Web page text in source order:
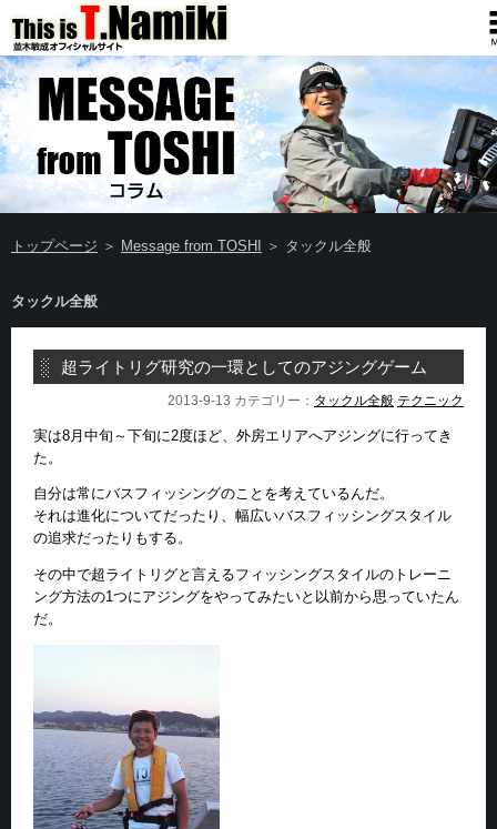
トップページ ＞ Message from TOSHI ＞ タックル全般
タックル全般
超ライトリグ研究の一環としてのアジングゲーム
2013-9-13 カテゴリー： タックル全般 テクニック
実は8月中旬～下旬に2度ほど、外房エリアへアジングに行ってき
た。
自分は常にバスフィッシングのことを考えているんだ。
それは進化についてだったり、幅広いバスフィッシングスタイル
の追求だったりもする。
その中で超ライトリグと言えるフィッシングスタイルのトレーニ
ング方法の1つにアジングをやってみたいと以前から思っていたん
だ。